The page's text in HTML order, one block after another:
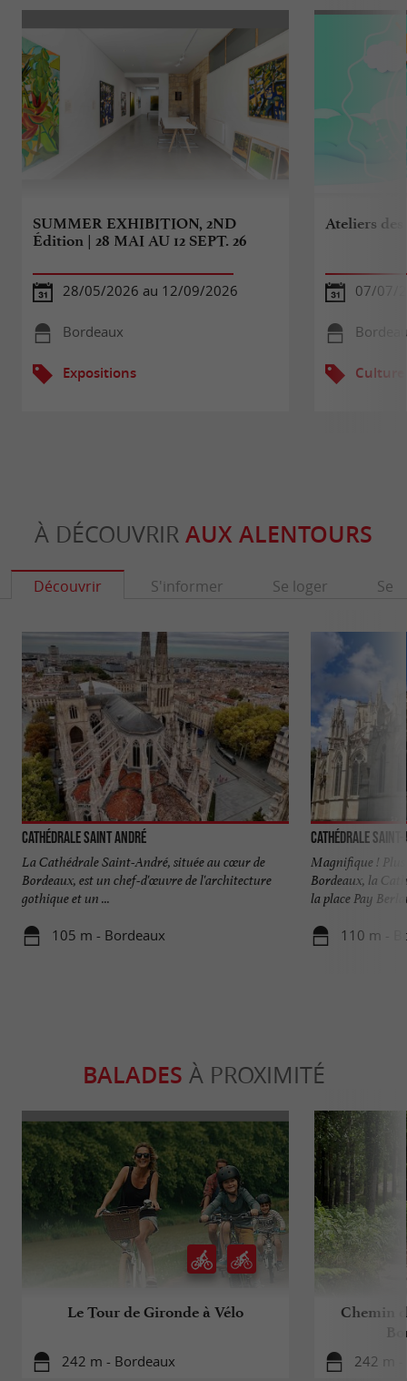
SUMMER EXHIBITION, 2ND
Édition | 28 MAI AU 12 SEPT. 26
28/05/2026 au 12/09/2026
Bordeaux
Expositions
Ateliers des
07/07/
Culture
À DÉCOUVRIR AUX ALENTOURS
Découvrir S'informer Se loger Se
Cathédrale Saint André
La Cathédrale Saint-André, située au cœur de
Bordeaux, est un chef-d'œuvre de l'architecture
gothique et un ...
105 m - Bordeaux
Cathédrale
Magnifique !
Bordeaux, la
la place Pay
110 m -
BALADES À PROXIMITÉ
Le Tour de Gironde à Vélo
242 m - Bordeaux
Chemin
242 m -